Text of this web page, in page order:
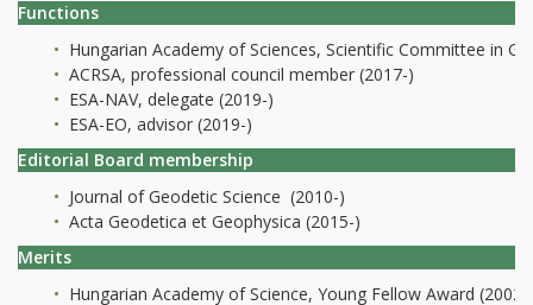
Functions
Hungarian Academy of Sciences, Scientific Committee in
ACRSA, professional council member (2017-)
ESA-NAV, delegate (2019-)
ESA-EO, advisor (2019-)
Editorial Board membership
Journal of Geodetic Science (2010-)
Acta Geodetica et Geophysica (2015-)
Merits
Hungarian Academy of Science, Young Fellow Award (2002)